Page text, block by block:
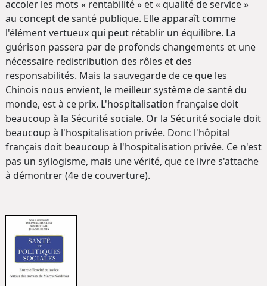
accoler les mots « rentabilité » et « qualité de service »
au concept de santé publique. Elle apparaît comme
l'élément vertueux qui peut rétablir un équilibre. La
guérison passera par de profonds changements et une
nécessaire redistribution des rôles et des
responsabilités. Mais la sauvegarde de ce que les
Chinois nous envient, le meilleur système de santé du
monde, est à ce prix. L'hospitalisation française doit
beaucoup à la Sécurité sociale. Or la Sécurité sociale doit
beaucoup à l'hospitalisation privée. Donc l'hôpital
français doit beaucoup à l'hospitalisation privée. Ce n'est
pas un syllogisme, mais une vérité, que ce livre s'attache
à démontrer (4e de couverture).